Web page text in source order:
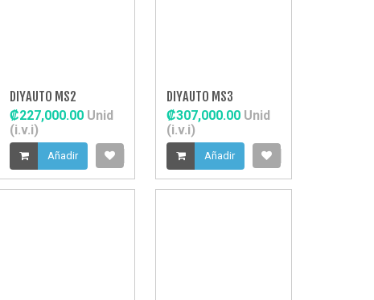
DIYAUTO MS2
₡227,000.00 Unid
(i.v.i)
Añadir
DIYAUTO MS3
₡307,000.00 Unid
(i.v.i)
Añadir